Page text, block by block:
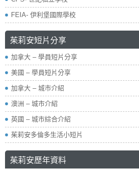
FEIA- 伊利堡國際學校
茱莉安短片分享
加拿大 – 學員短片分享
美國 – 學員短片分享
加拿大 – 城市介紹
澳洲 – 城市介紹
英國 – 城市綜合介紹
茱莉安多倫多生活小短片
茱莉安歷年資料